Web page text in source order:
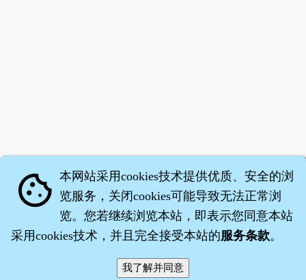
·沈药子©2008～2026
cookie 本网站采用cookies技术提供优质、安全的浏
览服务，关闭cookies可能导致无法正常浏
览。您若继续浏览本站，即表示您同意本站
采用cookies技术，并且完全接受本站的服务条款。